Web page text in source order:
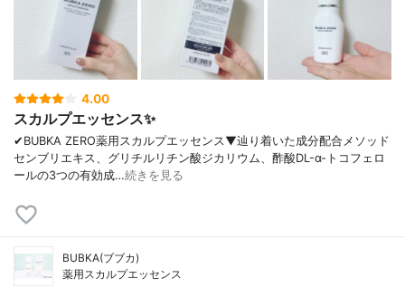
4.00
スカルプエッセンス✨
✔︎BUBKA ZERO薬用スカルプエッセンス▼辿り着いた成分配合メソッド
センブリエキス、グリチルリチン酸ジカリウム、酢酸DL-α-トコフェロ
ールの3つの有効成…続きを見る
BUBKA(ブブカ)
薬用スカルプエッセンス